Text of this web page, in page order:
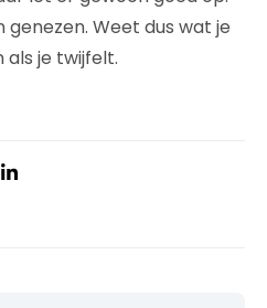
Weet dus wat je
je twijfelt.